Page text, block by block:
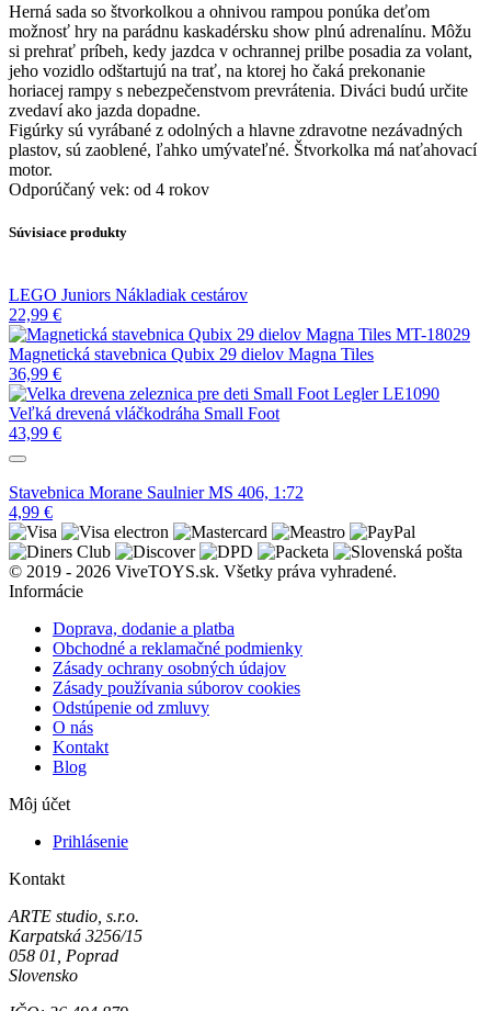
Herná sada so štvorkolkou a ohnivou rampou ponúka deťom
možnosť hry na parádnu kaskadérsku show plnú adrenalínu. Môžu
si prehrať príbeh, kedy jazdca v ochrannej prilbe posadia za volant,
jeho vozidlo odštartujú na trať, na ktorej ho čaká prekonanie
horiacej rampy s nebezpečenstvom prevrátenia. Diváci budú určite
zvedaví ako jazda dopadne.
Figúrky sú vyrábané z odolných a hlavne zdravotne nezávadných
plastov, sú zaoblené, ľahko umývateľné. Štvorkolka má naťahovací
motor.
Odporúčaný vek: od 4 rokov
Súvisiace produkty
LEGO Juniors Nákladiak cestárov
22,99 €
Magnetická stavebnica Qubix 29 dielov Magna Tiles
36,99 €
Veľká drevená vláčkodráha Small Foot
43,99 €
Stavebnica Morane Saulnier MS 406, 1:72
4,99 €
© 2019 - 2026 ViveTOYS.sk. Všetky práva vyhradené.
Informácie
Doprava, dodanie a platba
Obchodné a reklamačné podmienky
Zásady ochrany osobných údajov
Zásady používania súborov cookies
Odstúpenie od zmluvy
O nás
Kontakt
Blog
Môj účet
Prihlásenie
Kontakt
ARTE studio, s.r.o.
Karpatská 3256/15
058 01, Poprad
Slovensko